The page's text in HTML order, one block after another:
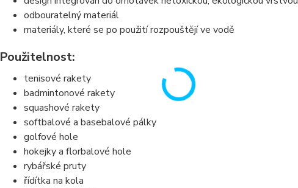
odbouratelný materiál
materiály, které se po použití rozpouštějí ve vodě
Použitelnost:
tenisové rakety
badmintonové rakety
squashové rakety
softbalové a basebalové pálky
golfové hole
hokejky a florbalové hole
rybářské pruty
řídítka na kola